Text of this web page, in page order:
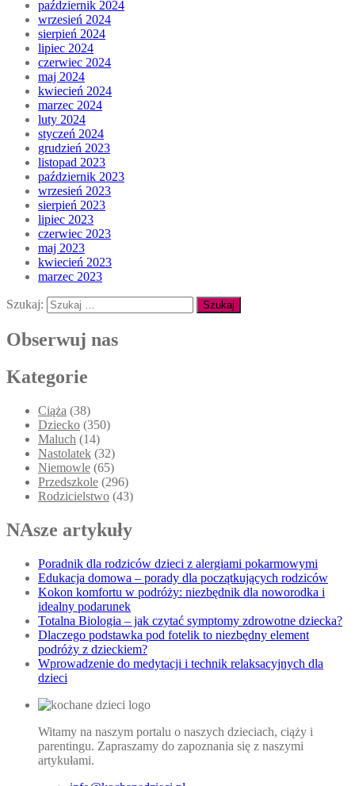
październik 2024
wrzesień 2024
sierpień 2024
lipiec 2024
czerwiec 2024
maj 2024
kwiecień 2024
marzec 2024
luty 2024
styczeń 2024
grudzień 2023
listopad 2023
październik 2023
wrzesień 2023
sierpień 2023
lipiec 2023
czerwiec 2023
maj 2023
kwiecień 2023
marzec 2023
Szukaj:
Obserwuj nas
Kategorie
Ciąża (38)
Dziecko (350)
Maluch (14)
Nastolatek (32)
Niemowle (65)
Przedszkole (296)
Rodzicielstwo (43)
NAsze artykuły
Poradnik dla rodziców dzieci z alergiami pokarmowymi
Edukacja domowa – porady dla początkujących rodziców
Kokon komfortu w podróży: niezbędnik dla noworodka i
idealny podarunek
Totalna Biologia – jak czytać symptomy zdrowotne dziecka?
Dlaczego podstawka pod fotelik to niezbędny element
podróży z dzieckiem?
Wprowadzenie do medytacji i technik relaksacyjnych dla
dzieci
Witamy na naszym portalu o naszych dzieciach, ciąży i
parentingu. Zapraszamy do zapoznania się z naszymi
artykułami.